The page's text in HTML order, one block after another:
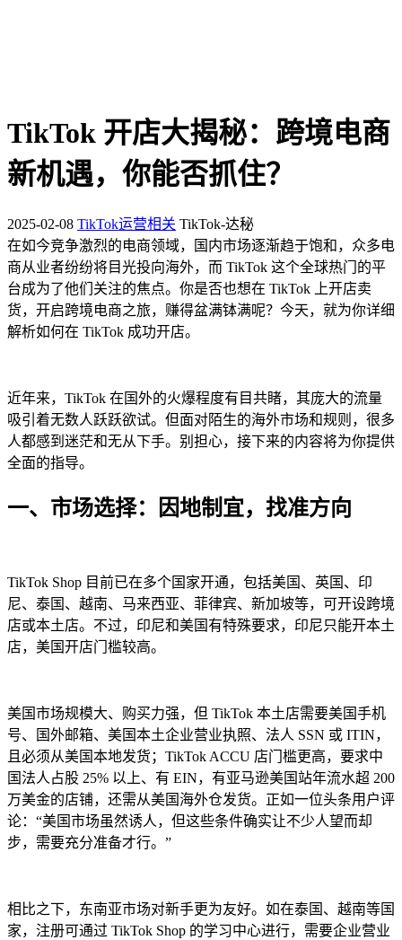
TikTok 开店大揭秘：跨境电商
新机遇，你能否抓住？
2025-02-08 TikTok运营相关 TikTok-达秘
在如今竞争激烈的电商领域，国内市场逐渐趋于饱和，众多电
商从业者纷纷将目光投向海外，而 TikTok 这个全球热门的平
台成为了他们关注的焦点。你是否也想在 TikTok 上开店卖
货，开启跨境电商之旅，赚得盆满钵满呢？今天，就为你详细
解析如何在 TikTok 成功开店。
近年来，TikTok 在国外的火爆程度有目共睹，其庞大的流量
吸引着无数人跃跃欲试。但面对陌生的海外市场和规则，很多
人都感到迷茫和无从下手。别担心，接下来的内容将为你提供
全面的指导。
一、市场选择：因地制宜，找准方向
TikTok Shop 目前已在多个国家开通，包括美国、英国、印
尼、泰国、越南、马来西亚、菲律宾、新加坡等，可开设跨境
店或本土店。不过，印尼和美国有特殊要求，印尼只能开本土
店，美国开店门槛较高。
美国市场规模大、购买力强，但 TikTok 本土店需要美国手机
号、国外邮箱、美国本土企业营业执照、法人 SSN 或 ITIN，
且必须从美国本地发货；TikTok ACCU 店门槛更高，要求中
国法人占股 25% 以上、有 EIN，有亚马逊美国站年流水超 200
万美金的店铺，还需从美国海外仓发货。正如一位头条用户评
论：“美国市场虽然诱人，但这些条件确实让不少人望而却
步，需要充分准备才行。”
相比之下，东南亚市场对新手更为友好。如在泰国、越南等国
家，注册可通过 TikTok Shop 的学习中心进行，需要企业营业